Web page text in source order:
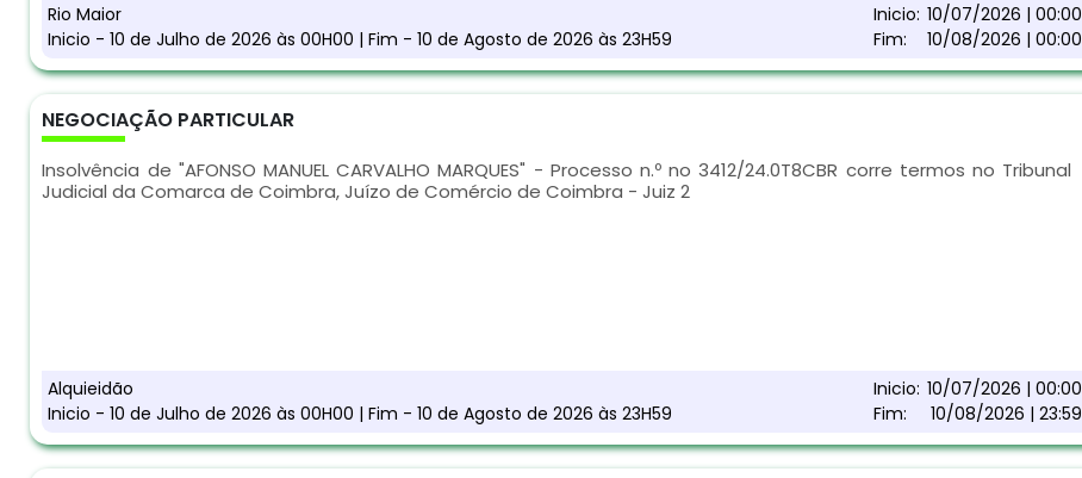
Rio Maior
Inicio - 10 de Julho de 2026 às 00H00 | Fim - 10 de Agosto de 2026 às 23H59
Inicio: 10/07/2026 | 00:00
Fim:
10/08/2026 | 00:00
NEGOCIAÇÃO PARTICULAR
Insolvência de "AFONSO MANUEL CARVALHO MARQUES" - Processo n.º no 3412/24.0T8CBR corre termos no Tribunal
Judicial da Comarca de Coimbra, Juízo de Comércio de Coimbra - Juiz 2
Alquieidão
Inicio - 10 de Julho de 2026 às 00H00 | Fim - 10 de Agosto de 2026 às 23H59
Inicio: 10/07/2026 | 00:00
Fim:
10/08/2026 | 23:59